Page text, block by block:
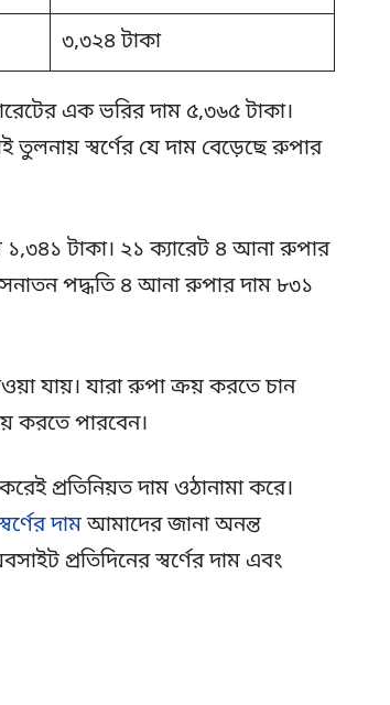
৩,৩২৪ টাকা
এক ভরির দাম ৫,৩৬৫ টাকা।
তুলনায় স্বর্ণের যে দাম বেড়েছে রুপার
টাকা। ২১ ক্যারেট ৪ আনা রুপার
পদ্ধতি ৪ আনা রুপার দাম ৮৩১
যায়। যারা রুপা ক্রয় করতে চান
করতে পারবেন।
প্রতিনিয়ত দাম ওঠানামা করে।
দামআমাদের জানা অনন্ত
প্রতিদিনের স্বর্ণের দাম এবং